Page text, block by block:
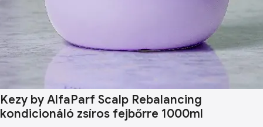
Kezy by AlfaParf Scalp Rebalancing
kondicionáló zsíros fejbőrre 1000ml